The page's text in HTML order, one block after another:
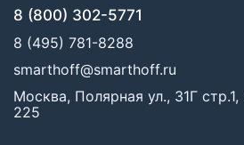
8 (800) 302-5771
8 (495) 781-8288
smarthoff@smarthoff.ru
Москва, Полярная ул., 31Г стр.1,
225